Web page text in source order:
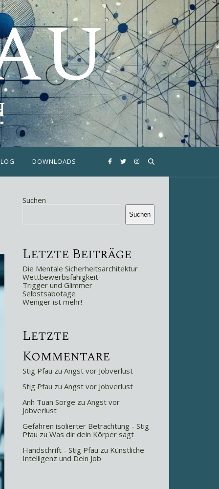
DOWNLOADS
Suchen
Suchen
Letzte Beiträge
Die Mentale Sicherheitsarchitektur
Wettbewerbsfähigkeit
Trigger und Glimmer
Selbstsabotage
Weniger ist mehr!
Letzte
Kommentare
Stig Pfau zu Angst vor Jobverlust
Stig Pfau zu Angst vor Jobverlust
Anh Tuan Sorge zu Angst vor
Jobverlust
Gefahren isolierter Betrachtung - Stig
Pfau zu Was dir dein Körper sagt
Handschrift - Stig Pfau zu Künstliche
Intelligenz und Dein Job